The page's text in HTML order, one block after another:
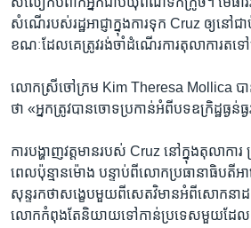
សំណើ​របស់​រដ្ឋអាជ្ញា​ក្នុង​ការ​ទុក Cruz ឲ្យ​នៅ​ជា
ខណៈ​ដែល​គេ​ត្រូវ​រង់ចាំ​ដំណើរការ​តុលាការ​តទ
លោកស្រី​ចៅក្រម Kim Theresa Mollica ប
ថា «អ្នក​ត្រូវ​បាន​ចោទប្រកាន់​អំពី​បទឧក្រិដ្ឋ​ធ្ងន់
ការ​បង្ហាញ​វត្តមាន​របស់ Cruz នៅក្នុង​តុលាការ
ពេល​ប៉ុន្មាន​ម៉ោង​ បន្ទាប់​ពី​លោក​ប្រធានាធិបតី​អា
សុន្ទរកថា​សង្ខេប​មួយ​ពី​សេតវិមាន​អំពី​សោកនា
លោក​កំពុង​តែ​និយាយ​ទៅ​កាន់​ប្រទេស​មួយ​ដែល​